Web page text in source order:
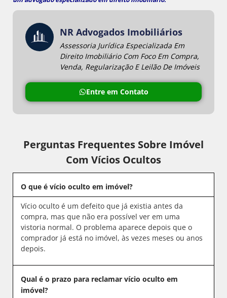
NR Advogados Imobiliários
Assessoria Jurídica Especializada Em
Direito Imobiliário Com Foco Em Compra,
Venda, Regularização E Leilão De Imóveis
Entre em Contato
Perguntas Frequentes Sobre Imóvel
Com Vícios Ocultos
O que é vício oculto em imóvel?
Vício oculto é um defeito que já existia antes da
compra, mas que não era possível ver em uma
vistoria normal. O problema aparece depois que o
comprador já está no imóvel, às vezes meses ou anos
depois.
Qual é o prazo para reclamar vício oculto em
imóvel?